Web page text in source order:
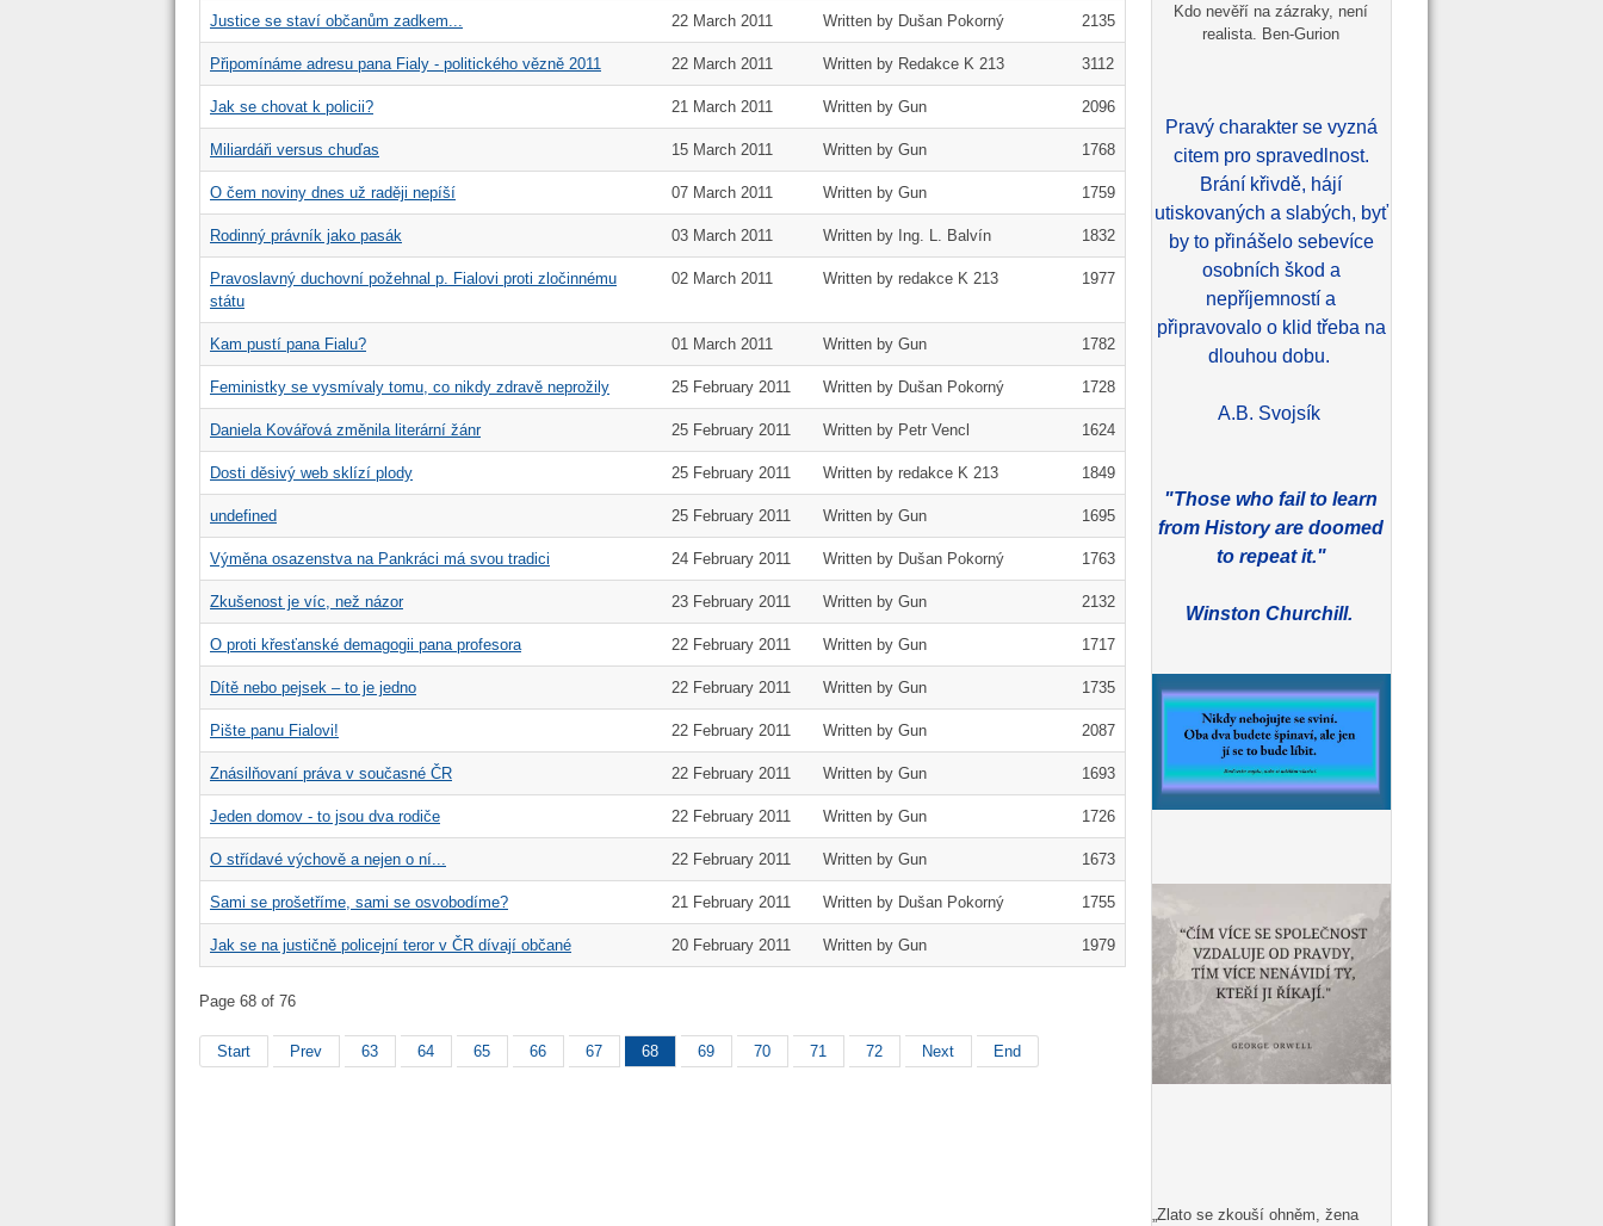
Justice se staví občanům zadkem... 22 March 2011 Written by Dušan Pokorný 2135
Připomínáme adresu pana Fialy - politického vězně 2011 22 March 2011 Written by Redakce K 213 3112
Jak se chovat k policii? 21 March 2011 Written by Gun 2096
Miliardáři versus chuďas 15 March 2011 Written by Gun 1768
O čem noviny dnes už raději nepíší 07 March 2011 Written by Gun 1759
Rodinný právník jako pasák 03 March 2011 Written by Ing. L. Balvín 1832
Pravoslavný duchovní požehnal p. Fialovi proti zločinnému
státu
02 March 2011 Written by redakce K 213 1977
Kam pustí pana Fialu? 01 March 2011 Written by Gun 1782
Feministky se vysmívaly tomu, co nikdy zdravě neprožily 25 February 2011 Written by Dušan Pokorný 1728
Daniela Kovářová změnila literární žánr 25 February 2011 Written by Petr Vencl 1624
Dosti děsivý web sklízí plody 25 February 2011 Written by redakce K 213 1849
undefined 25 February 2011 Written by Gun 1695
Výměna osazenstva na Pankráci má svou tradici 24 February 2011 Written by Dušan Pokorný 1763
Zkušenost je víc, než názor 23 February 2011 Written by Gun 2132
O proti křesťanské demagogii pana profesora 22 February 2011 Written by Gun 1717
Dítě nebo pejsek – to je jedno 22 February 2011 Written by Gun 1735
Pište panu Fialovi! 22 February 2011 Written by Gun 2087
Znásilňovaní práva v současné ČR 22 February 2011 Written by Gun 1693
Jeden domov - to jsou dva rodiče 22 February 2011 Written by Gun 1726
O střídavé výchově a nejen o ní... 22 February 2011 Written by Gun 1673
Sami se prošetříme, sami se osvobodíme? 21 February 2011 Written by Dušan Pokorný 1755
Jak se na justičně policejní teror v ČR dívají občané 20 February 2011 Written by Gun 1979
Page 68 of 76
Start Prev 63 64 65 66 67 68 69 70 71 72 Next End
Kdo nevěří na zázraky, není
realista. Ben-Gurion
Pravý charakter se vyzná
citem pro spravedlnost.
Brání křivdě, hájí
utiskovaných a slabých, byť
by to přinášelo sebevíce
osobních škod a
nepříjemností a
připravovalo o klid třeba na
dlouhou dobu.
A.B. Svojsík
"Those who fail to learn
from History are doomed
to repeat it."
Winston Churchill.
„Zlato se zkouší ohněm, žena